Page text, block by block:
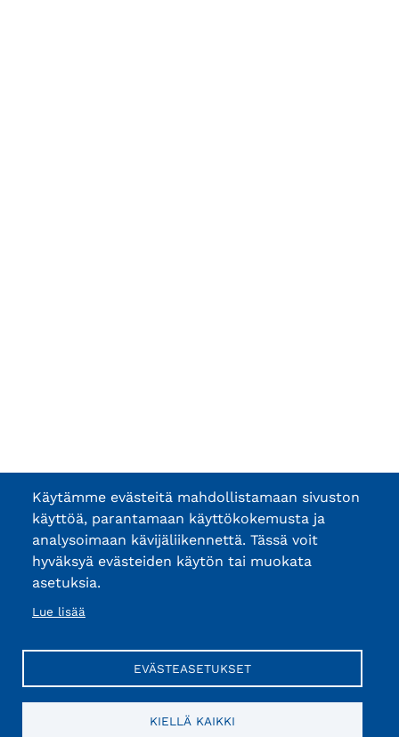
Käytämme evästeitä mahdollistamaan sivuston
käyttöä, parantamaan käyttökokemusta ja
analysoimaan kävijäliikennettä. Tässä voit
hyväksyä evästeiden käytön tai muokata
asetuksia.
Lue lisää
EVÄSTEASETUKSET
KIELLÄ KAIKKI